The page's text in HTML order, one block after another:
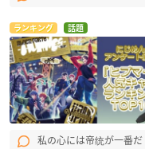
ランキング 話題
私の心には帝统が一番だ